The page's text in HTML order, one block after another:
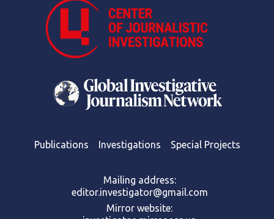
Publications Investigations Special Projects
Mailing address:
editor.investigator@gmail.com
Mirror website: